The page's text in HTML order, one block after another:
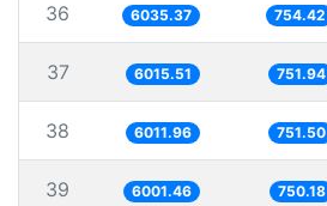
36 6035.37 754.42
37 6015.51 751.94
38 6011.96 751.50
39 6001.46 750.18